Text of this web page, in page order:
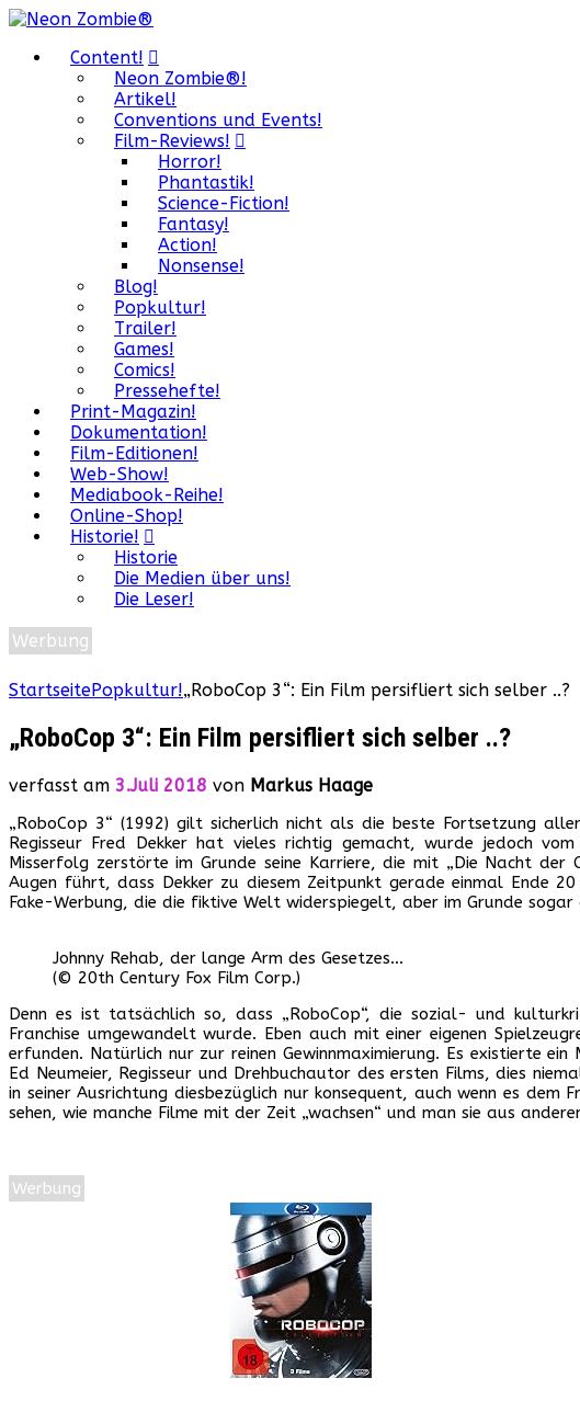
Content!
Neon Zombie®!
Artikel!
Conventions und Events!
Film-Reviews!
Horror!
Phantastik!
Science-Fiction!
Fantasy!
Action!
Nonsense!
Blog!
Popkultur!
Trailer!
Games!
Comics!
Pressehefte!
Print-Magazin!
Dokumentation!
Film-Editionen!
Web-Show!
Mediabook-Reihe!
Online-Shop!
Historie!
Historie
Die Medien über uns!
Die Leser!
Werbung
StartseitePopkultur!„RoboCop 3“: Ein Film persifliert sich selber ..?
„RoboCop 3“: Ein Film persifliert sich selber ..?
verfasst am 3.Juli 2018 von Markus Haage
„RoboCop 3“ (1992) gilt sicherlich nicht als die beste Fortsetzung
Regisseur Fred Dekker hat vieles richtig gemacht, wurde jedoch
Misserfolg zerstörte im Grunde seine Karriere, die mit „Die Nacht der
Augen führt, dass Dekker zu diesem Zeitpunkt gerade einmal Ende
Fake-Werbung, die die fiktive Welt widerspiegelt, aber im Grunde
Johnny Rehab, der lange Arm des Gesetzes…
(© 20th Century Fox Film Corp.)
Denn es ist tatsächlich so, dass „RoboCop“, die sozial- und
Franchise umgewandelt wurde. Eben auch mit einer eigenen
erfunden. Natürlich nur zur reinen Gewinnmaximierung. Es existierte
Ed Neumeier, Regisseur und Drehbuchautor des ersten Films, dies
in seiner Ausrichtung diesbezüglich nur konsequent, auch wenn es
sehen, wie manche Filme mit der Zeit „wachsen“ und man sie aus
Werbung